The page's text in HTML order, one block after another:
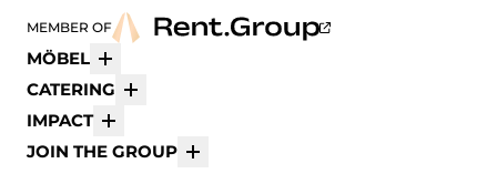
MEMBER OF
MÖBEL
CATERING
IMPACT
JOIN THE GROUP